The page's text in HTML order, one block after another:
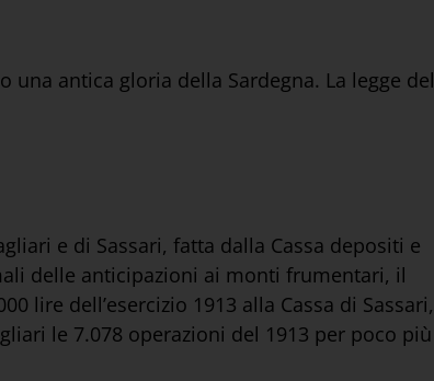
antica gloria della Sardegna. La legge del
e di Sassari, fatta dalla Cassa depositi e
delle anticipazioni ai monti frumentari, il
lire dell’esercizio 1913 alla Cassa di Sassari,
le 7.078 operazioni del 1913 per poco più